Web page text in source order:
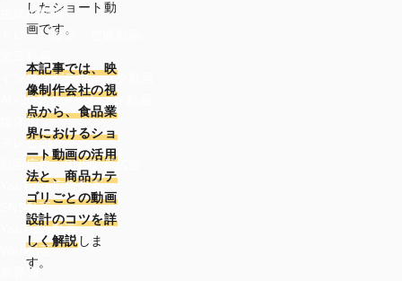
生成AI動画
ドローン撮影・空撮動画
インフォグラフィック動画
AI×2Dアニメーション動画
媒体別
テレビCM
動画広告・SNS動画広告
YouTube広告動画
SNS動画
YouTube動画
Web動画
業界別
したショート動
画です。
本記事では、映
像制作会社の視
点から、食品業
界におけるショ
ート動画の活用
法と、商品カテ
ゴリごとの動画
設計のコツを詳
しく解説しま
す。